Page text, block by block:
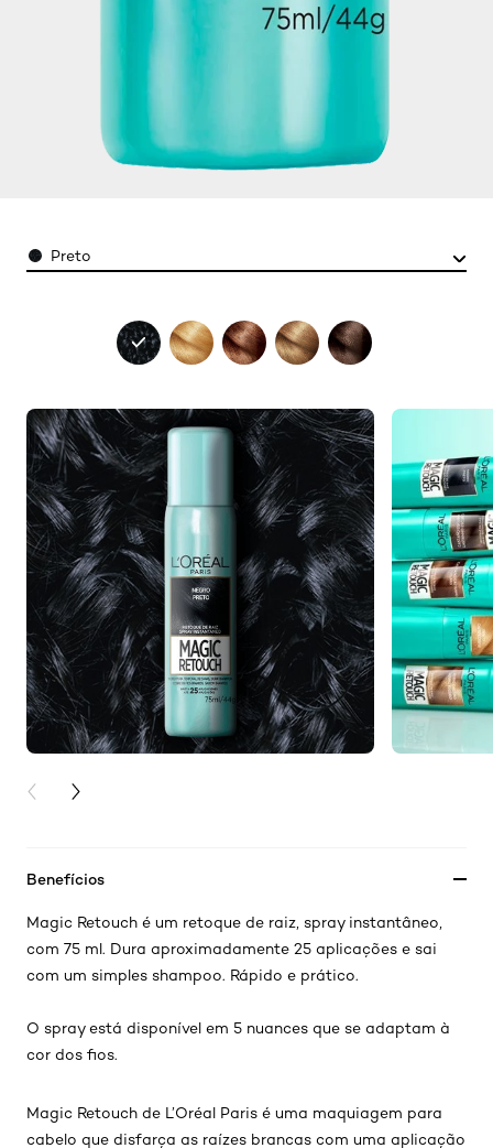
ColorPreto
PREVIOUS CARD
NEXT CARD
Benefícios
Magic Retouch é um retoque de raiz, spray instantâneo,
com 75 ml. Dura aproximadamente 25 aplicações e sai
com um simples shampoo. Rápido e prático.
O spray está disponível em 5 nuances que se adaptam à
cor dos fios.
Magic Retouch de L’Oréal Paris é uma maquiagem para
cabelo que disfarça as raízes brancas com uma aplicação